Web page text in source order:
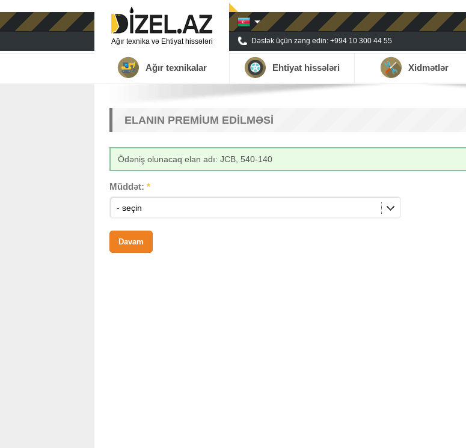
Ağır texnika və Ehtiyat hissələri Dəstək üçün zəng edin: +994 10 300 44 55
Ağır texnikalar Ehtiyat hissələri Xidmətlər
ELANIN PREMIUM EDILMƏSI
Ödəniş olunacaq elan adı: JCB, 540-140
Müddət: *
- seçin